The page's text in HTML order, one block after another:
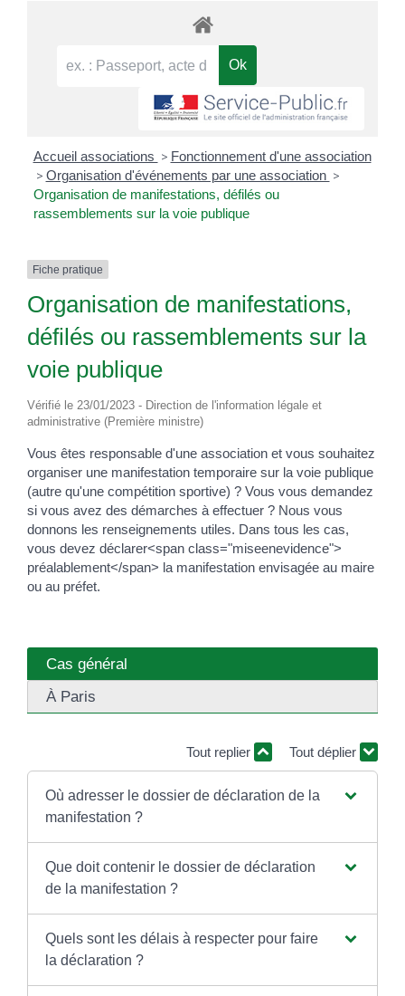
Accueil associations > Fonctionnement d'une association
> Organisation d'événements par une association >
Organisation de manifestations, défilés ou
rassemblements sur la voie publique
Fiche pratique
Organisation de manifestations,
défilés ou rassemblements sur la
voie publique
Vérifié le 23/01/2023 - Direction de l'information légale et
administrative (Première ministre)
Vous êtes responsable d'une association et vous souhaitez
organiser une manifestation temporaire sur la voie publique
(autre qu'une compétition sportive) ? Vous vous demandez
si vous avez des démarches à effectuer ? Nous vous
donnons les renseignements utiles. Dans tous les cas,
vous devez déclarer<span class="miseenevidence">
préalablement</span> la manifestation envisagée au maire
ou au préfet.
Cas général
À Paris
Tout replier Tout déplier
Où adresser le dossier de déclaration de la
manifestation ?
Que doit contenir le dossier de déclaration
de la manifestation ?
Quels sont les délais à respecter pour faire
la déclaration ?